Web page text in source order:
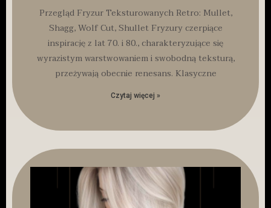
Przegląd Fryzur Teksturowanych Retro: Mullet,
Shagg, Wolf Cut, Shullet Fryzury czerpiące
inspirację z lat 70. i 80., charakteryzujące się
wyrazistym warstwowaniem i swobodną teksturą,
przeżywają obecnie renesans. Klasyczne
Czytaj więcej »